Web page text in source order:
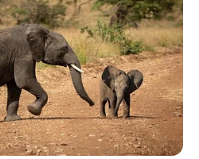
Station Wagon
Total Range
Hatchback Listrik
LiDAR & Range 510